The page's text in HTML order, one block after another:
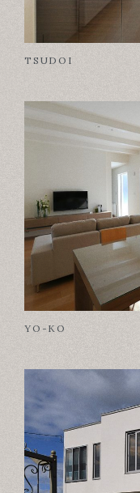
TSUDOI
YO-KO
坪数別で見る
階数別に見る
平屋
３階建て
タグで見る
吹き抜け
趣味と暮らす
中庭・パティオ